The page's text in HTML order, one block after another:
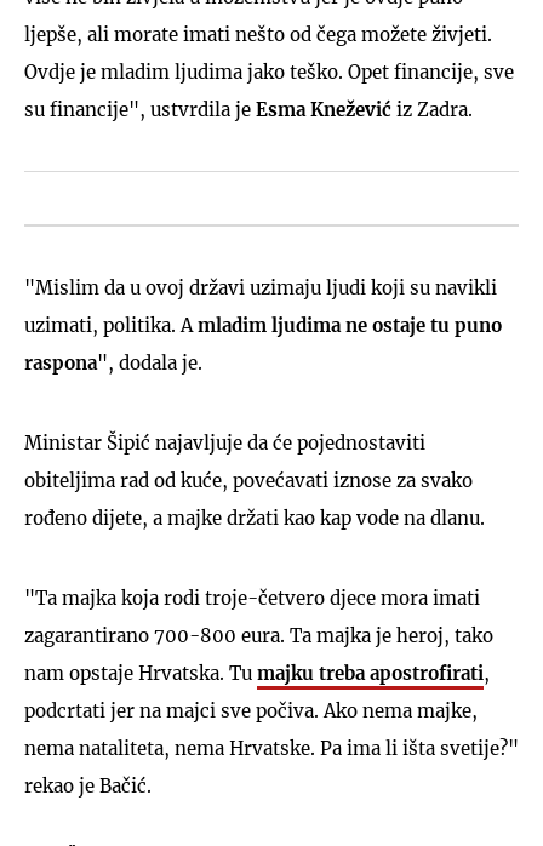
ljepše, ali morate imati nešto od čega možete živjeti.
Ovdje je mladim ljudima jako teško. Opet financije, sve
su financije", ustvrdila je Esma Knežević iz Zadra.
"Mislim da u ovoj državi uzimaju ljudi koji su navikli
uzimati, politika. A mladim ljudima ne ostaje tu puno
raspona", dodala je.
Ministar Šipić najavljuje da će pojednostaviti
obiteljima rad od kuće, povećavati iznose za svako
rođeno dijete, a majke držati kao kap vode na dlanu.
"Ta majka koja rodi troje-četvero djece mora imati
zagarantirano 700-800 eura. Ta majka je heroj, tako
nam opstaje Hrvatska. Tu majku treba apostrofirati,
podcrtati jer na majci sve počiva. Ako nema majke,
nema nataliteta, nema Hrvatske. Pa ima li išta svetije?"
rekao je Bačić.